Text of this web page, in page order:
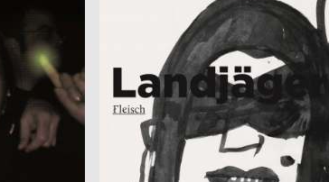
D
2005
McCann Erickson Gesellschaft m.b.H.
Heinecken X-Mas
2005
strichpunkt
Pelléas et Mélisande